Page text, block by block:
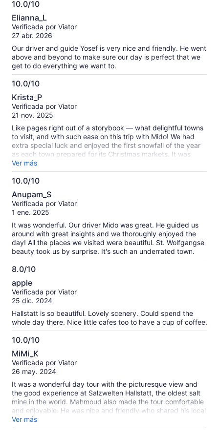
información
sobre
las
opiniones
10.0/10
10.0
de
10
Elianna_L
Verificada por Viator
27 abr. 2026
Our driver and guide Yosef is very nice and friendly. He went
above and beyond to make sure our day is perfect that we
get to do everything we want to.
10.0/10
10.0
de
10
Krista_P
Verificada por Viator
21 nov. 2025
Like pages right out of a storybook — what delightful towns
to visit, and with such ease on this trip with Mido! We had
extra special luck and enjoyed the first snowfall of the year
as each town prepared for its Christmas markets. It was
magical!
Ver más
10.0/10
10.0
de
10
Anupam_S
Verificada por Viator
1 ene. 2025
It was wonderful. Our driver Mido was great. He guided us
around with great insights and we thoroughly enjoyed the
day! All the places we visited were beautiful. St. Wolfgangse
beauty took us by surprise. It's such an underrated town.
8.0/10
de
10
apple
Verificada por Viator
25 dic. 2024
Hallstatt is so beautiful. Lovely scenery. Could spend the
whole day there. Nice little cafes too to have a cup of coffee.
10.0/10
10.0
de
10
MiMi_K
Verificada por Viator
26 may. 2024
It was a wonderful day tour with the picturesque view and
the good experience at Salzwelten Hallstatt, the oldest salt
mine in the world. Mahmoud also made the tour comfortable
and enjoyable. He was nice and friendly who shared his local
knowledge.
Ver más